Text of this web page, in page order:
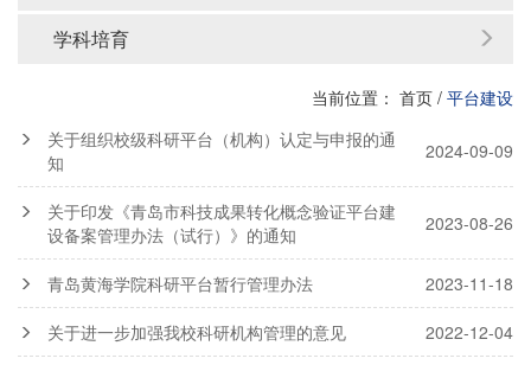
学科培育
当前位置： 首页 / 平台建设
关于组织校级科研平台（机构）认定与申报的通
知
2024-09-09
关于印发《青岛市科技成果转化概念验证平台建
设备案管理办法（试行）》的通知
2023-08-26
青岛黄海学院科研平台暂行管理办法 2023-11-18
关于进一步加强我校科研机构管理的意见 2022-12-04